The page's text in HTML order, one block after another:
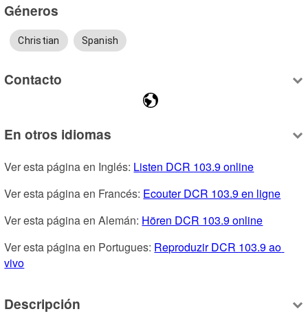
Géneros
Christian Spanish
Contacto
En otros idiomas
Ver esta página en Inglés: Listen DCR 103.9 online
Ver esta página en Francés: Ecouter DCR 103.9 en ligne
Ver esta página en Alemán: Hören DCR 103.9 online
Ver esta página en Portugues: Reproduzir DCR 103.9 ao
vivo
Descripción